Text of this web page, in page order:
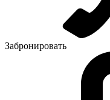
Забронировать